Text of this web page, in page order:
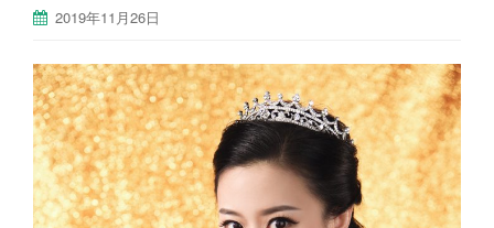
替
え
2019年11月26日